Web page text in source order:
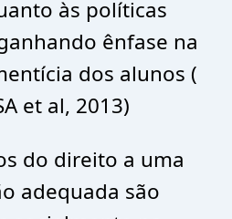
às políticas
ênfase na
dos alunos (
et al, 2013)
do direito a uma
adequada são